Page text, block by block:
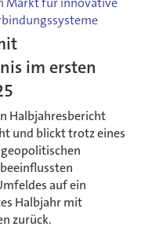
im ersten
Halbjahresbericht
und blickt trotz eines
auf ein
Halbjahr mit
zurück.